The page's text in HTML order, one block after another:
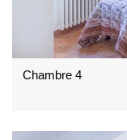
Chambre 4